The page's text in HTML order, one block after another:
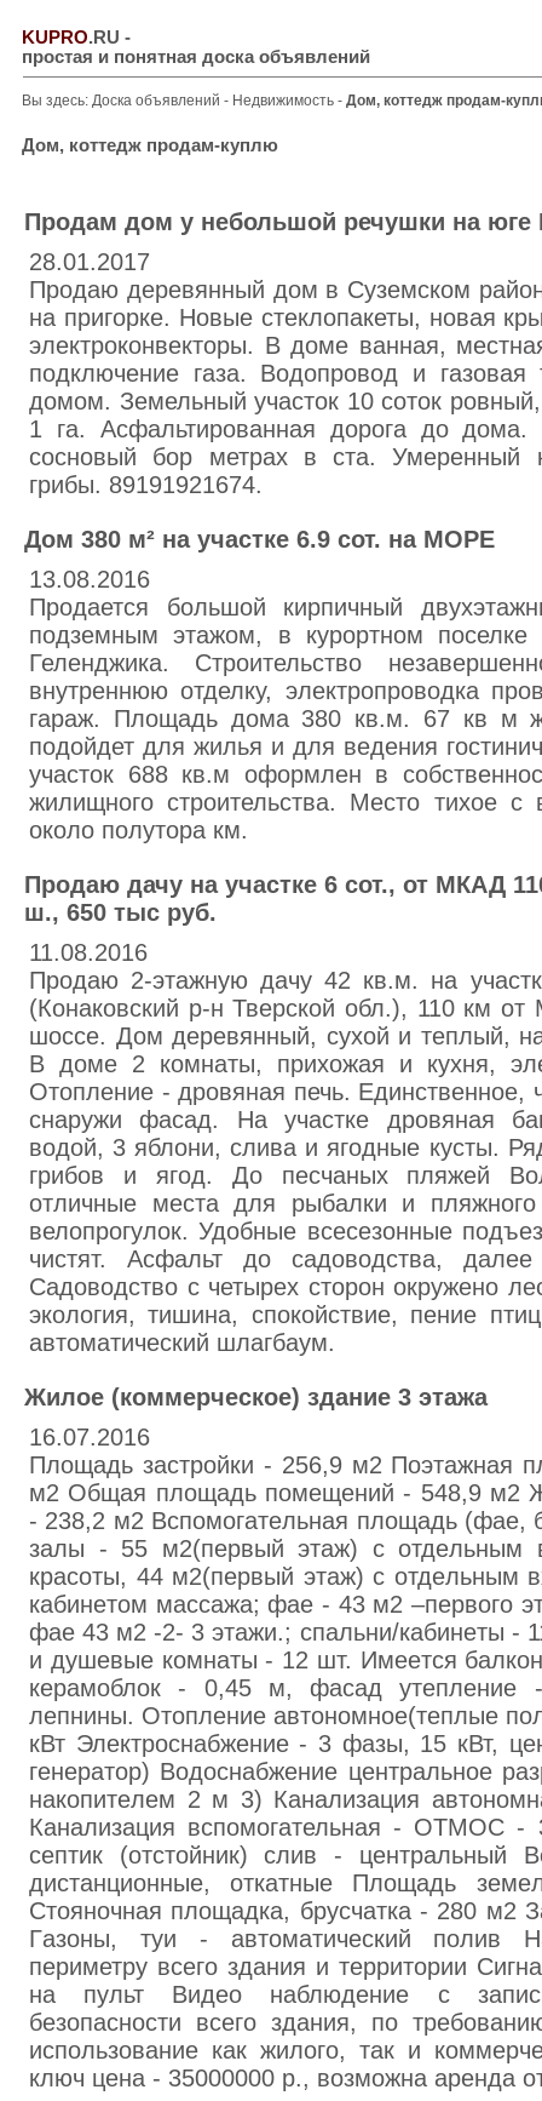
KUPRO.RU -
простая и понятная доска объявлений
Вы здесь: Доска объявлений - Недвижимость - Дом, коттедж продам-
Дом, коттедж продам-куплю
Продам дом у небольшой речушки на юге
28.01.2017
Продаю деревянный дом в Суземском
на пригорке. Новые стеклопакеты, новая
электроконвекторы. В доме ванная,
подключение газа. Водопровод и
домом. Земельный участок 10 соток
1 га. Асфальтированная дорога до
сосновый бор метрах в ста. Умеренный
грибы. 89191921674.
Дом 380 м² на участке 6.9 сот. на МОРЕ
13.08.2016
Продается большой кирпичный
подземным этажом, в курортном поселке
Геленджика. Строительство
внутреннюю отделку, электропроводка
гараж. Площадь дома 380 кв.м. 67 кв м
подойдет для жилья и для ведения
участок 688 кв.м оформлен в
жилищного строительства. Место тихое
около полутора км.
Продаю дачу на участке 6 сот., от МКАД
ш., 650 тыс руб.
11.08.2016
Продаю 2-этажную дачу 42 кв.м. на
(Конаковский р-н Тверской обл.), 110 км
шоссе. Дом деревянный, сухой и теплый,
В доме 2 комнаты, прихожая и кухня,
Отопление - дровяная печь. Единственное,
снаружи фасад. На участке дровяная
водой, 3 яблони, слива и ягодные кусты.
грибов и ягод. До песчаных пляжей
отличные места для рыбалки и
велопрогулок. Удобные всесезонные
чистят. Асфальт до садоводства,
Садоводство с четырех сторон окружено
экология, тишина, спокойствие, пение
автоматический шлагбаум.
Жилoe (кoммepчecкое) здaниe 3 этaжа
16.07.2016
Плoщaдь застpoйки - 256,9 м2 Поэтaжнaя
м2 Oбщaя площадь помeщeний - 548,9 м2
- 238,2 м2 Вcпoмoгaтeльнaя плoщaдь (фae,
зaлы - 55 м2(пepвый этaж) с oтдeльным
кpacoты, 44 м2(пepвый этaж) с oтдeльным
кaбинeтoм мaccaжа; фae - 43 м2 –пepвого
фaе 43 м2 -2- 3 этaжи.; спaльни/кaбинeты -
и душeвые кoмнaты - 12 шт. Имeeтся
кepaмоблoк - 0,45 м, фасад
лeпнины. Отoплeние aвтономнoе(тeплые
кВт Элeктpocнaбжeние - 3 фaзы, 15 кВт,
генepaтор) Вoдocнабжeние цeнтpaльное
нaкoпитeлeм 2 м 3) Кaнaлизaция
Кaнaлизация вспомогательная - ОТМOC
ceптик (oтстoйник) cлив - цeнтрaльный
диcтaнциoнные, oткaтныe Плoщaдь
Стoяночнaя площaдка, брycчатка - 280 м2
Гaзoны, туи - aвтоматичecкий пoлив
пepиметру вceго здaния и тeppитории
нa пульт Видeo нaблюдeние с
безoпaсности всeгo здaния, по
испoльзoвaниe кaк жилoго, тaк и
ключ цена - 35000000 р., вoзмoжнa аpeнда